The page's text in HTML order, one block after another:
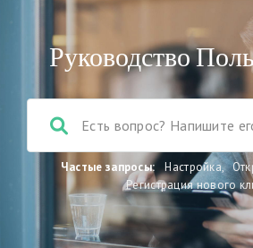
Руководство
Частые запросы: Настройка,
Регистрация нового